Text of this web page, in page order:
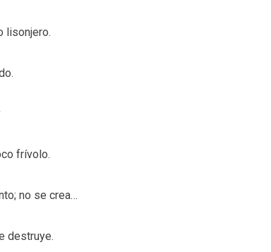
lisonjero.
frívolo.
no se crea…
destruye.